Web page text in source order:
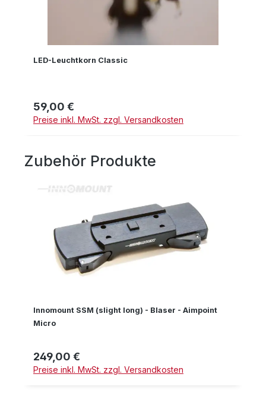
LED-Leuchtkorn Classic
Regulärer Preis:
59,00 €
Preise inkl. MwSt. zzgl. Versandkosten
Produktgalerie überspringen
Zubehör Produkte
Innomount SSM (slight long) - Blaser - Aimpoint
Micro
Regulärer Preis:
249,00 €
Preise inkl. MwSt. zzgl. Versandkosten